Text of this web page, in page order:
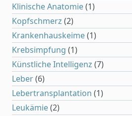
Klinische Anatomie(1)
Kopfschmerz (2)
Krankenhauskeime(1)
Krebsimpfung (1)
Künstliche Intelligenz (7)
Leber(6)
Lebertransplantation (1)
Leukämie(2)